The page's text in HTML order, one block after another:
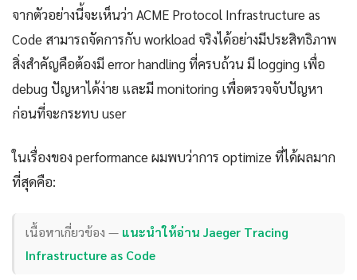
จากตัวอย่างนี้จะเห็นว่า ACME Protocol Infrastructure as
Code สามารถจัดการกับ workload จริงได้อย่างมีประสิทธิภาพ
สิ่งสำคัญคือต้องมี error handling ที่ครบถ้วน มี logging เพื่อ
debug ปัญหาได้ง่าย และมี monitoring เพื่อตรวจจับปัญหา
ก่อนที่จะกระทบ user
ในเรื่องของ performance ผมพบว่าการ optimize ที่ได้ผลมาก
ที่สุดคือ:
เนื้อหาเกี่ยวข้อง — แนะนำให้อ่าน Jaeger Tracing
Infrastructure as Code